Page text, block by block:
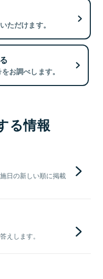
ただけます。
お調べします。
る情報
日の新しい順に掲載
えします。